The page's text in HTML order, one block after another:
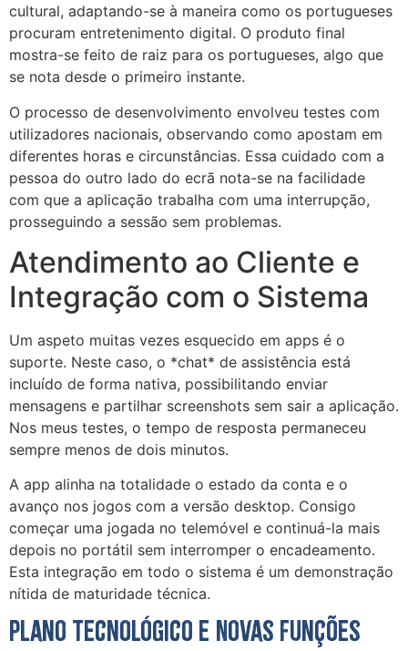
cultural, adaptando-se à maneira como os portugueses
procuram entretenimento digital. O produto final
mostra-se feito de raiz para os portugueses, algo que
se nota desde o primeiro instante.
O processo de desenvolvimento envolveu testes com
utilizadores nacionais, observando como apostam em
diferentes horas e circunstâncias. Essa cuidado com a
pessoa do outro lado do ecrã nota-se na facilidade
com que a aplicação trabalha com uma interrupção,
prosseguindo a sessão sem problemas.
Atendimento ao Cliente e
Integração com o Sistema
Um aspeto muitas vezes esquecido em apps é o
suporte. Neste caso, o *chat* de assistência está
incluído de forma nativa, possibilitando enviar
mensagens e partilhar screenshots sem sair a aplicação.
Nos meus testes, o tempo de resposta permaneceu
sempre menos de dois minutos.
A app alinha na totalidade o estado da conta e o
avanço nos jogos com a versão desktop. Consigo
começar uma jogada no telemóvel e continuá-la mais
depois no portátil sem interromper o encadeamento.
Esta integração em todo o sistema é um demonstração
nítida de maturidade técnica.
Plano Tecnológico e Novas Funções